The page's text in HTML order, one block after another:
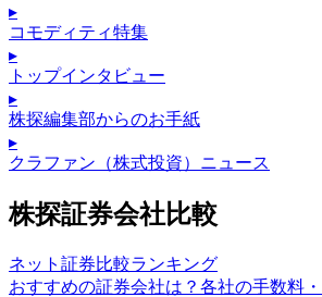
▸
コモディティ特集
▸
トップインタビュー
▸
株探編集部からのお手紙
▸
クラファン（株式投資）ニュース
株探証券会社比較
ネット証券比較ランキング
おすすめの証券会社は？各社の手数料